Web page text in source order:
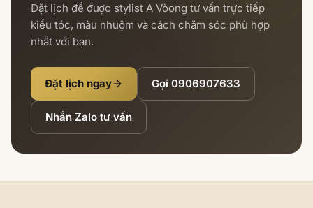
Đặt lịch để được stylist A Vòong tư vấn trực tiếp
kiểu tóc, màu nhuộm và cách chăm sóc phù hợp
nhất với bạn.
Đặt lịch ngay Gọi 0906907633
Nhắn Zalo tư vấn